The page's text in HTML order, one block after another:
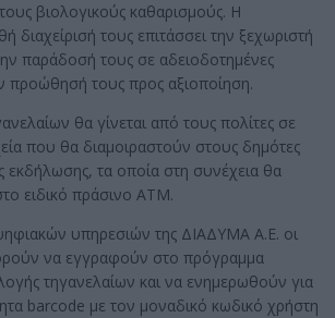
βιολογικούς καθαρισμούς. Η
διαχείρισή τους επιτάσσει την ξεχωριστή
παράδοσή τους σε αδειοδοτημένες
προώθησή τους προς αξιοποίηση.
θα γίνεται από τους πολίτες σε
που θα διαμοιραστούν στους δημότες
εκδήλωσης, τα οποία στη συνέχεια θα
ειδικό πράσινο ΑΤΜ.
υπηρεσιών της ΔΙΑΔΥΜΑ Α.Ε. οι
να εγγραφούν στο πρόγραμμα
τηγανελαίων και να ενημερωθούν για
barcode με τον μοναδικό κωδικό χρήστη